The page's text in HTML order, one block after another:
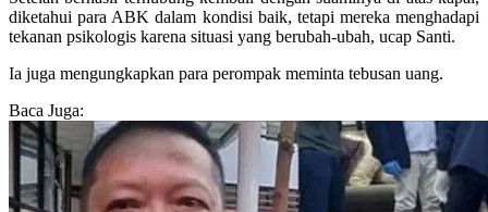
diketahui para ABK dalam kondisi baik, tetapi mereka menghadapi
tekanan psikologis karena situasi yang berubah-ubah, ucap Santi.
Ia juga mengungkapkan para perompak meminta tebusan uang.
Baca Juga: